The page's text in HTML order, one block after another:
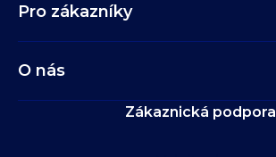
Pro zákazníky
O nás
Zákaznická podpora